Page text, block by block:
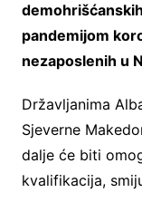
pandemijom
nezaposlenih u
Državljanima
Sjeverne
dalje će biti
kvalifikacija,